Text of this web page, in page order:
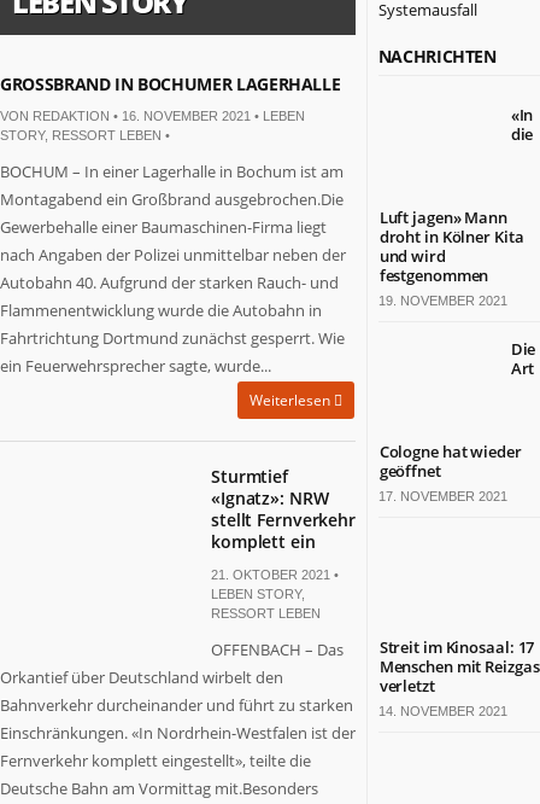
GROSSBRAND IN BOCHUMER LAGERHALLE
VON REDAKTION • 16. NOVEMBER 2021 • LEBEN
STORY, RESSORT LEBEN •
BOCHUM – In einer Lagerhalle in Bochum ist am
Montagabend ein Großbrand ausgebrochen.Die
Gewerbehalle einer Baumaschinen-Firma liegt
nach Angaben der Polizei unmittelbar neben der
Autobahn 40. Aufgrund der starken Rauch- und
Flammenentwicklung wurde die Autobahn in
Fahrtrichtung Dortmund zunächst gesperrt. Wie
ein Feuerwehrsprecher sagte, wurde...
Weiterlesen
Sturmtief
«Ignatz»: NRW
stellt Fernverkehr
komplett ein
21. OKTOBER 2021 •
LEBEN STORY,
RESSORT LEBEN
OFFENBACH – Das
Orkantief über Deutschland wirbelt den
Bahnverkehr durcheinander und führt zu starken
Einschränkungen. «In Nordrhein-Westfalen ist der
Fernverkehr komplett eingestellt», teilte die
Deutsche Bahn am Vormittag mit.Besonders
NACHRICHTEN
«In
die
Luft jagen» Mann
droht in Kölner Kita
und wird
festgenommen
19. NOVEMBER 2021
Die
Art
Cologne hat wieder
geöffnet
17. NOVEMBER 2021
Streit im Kinosaal: 17
Menschen mit Reizgas
verletzt
14. NOVEMBER 2021